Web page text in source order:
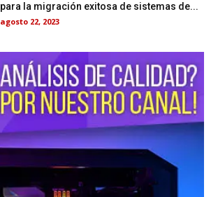
para la migración exitosa de sistemas de...
agosto 22, 2023